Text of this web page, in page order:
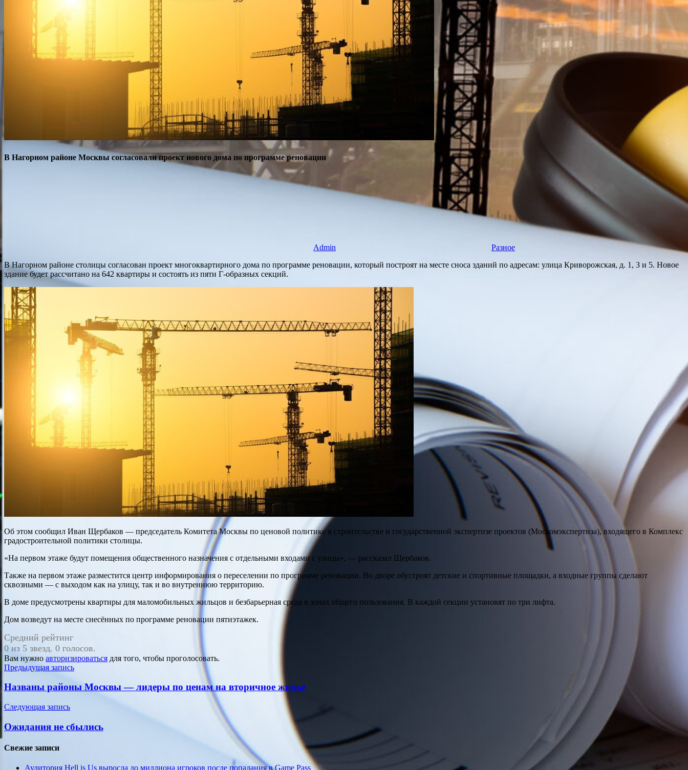
В Нагорном районе Москвы согласовали проект нового дома по программе реновации
Admin
Разное
В Нагорном районе столицы согласован проект многоквартирного дома по программе реновации, который построят на месте сноса зданий по адресам: улица Криворожская, д. 1, 3 и 5. Новое
здание будет рассчитано на 642 квартиры и состоять из пяти Г-образных секций.
Об этом сообщил Иван Щербаков — председатель Комитета Москвы по ценовой политике в строительстве и государственной экспертизе проектов (Москомэкспертиза), входящего в Комплекс
градостроительной политики столицы.
«На первом этаже будут помещения общественного назначения с отдельными входами с улицы», — рассказал Щербаков.
Также на первом этаже разместится центр информирования о переселении по программе реновации. Во дворе обустроят детские и спортивные площадки, а входные группы сделают
сквозными — с выходом как на улицу, так и во внутреннюю территорию.
В доме предусмотрены квартиры для маломобильных жильцов и безбарьерная среда в зонах общего пользования. В каждой секции установят по три лифта.
Дом возведут на месте снесённых по программе реновации пятиэтажек.
Средний рейтинг
0 из 5 звезд. 0 голосов.
Вам нужно авторизироваться для того, чтобы проголосовать.
Навигация
по
записям
Предыдущая запись
Названы районы Москвы — лидеры по ценам на вторичное жилье
Следующая запись
Ожидания не сбылись
Свежие записи
Аудитория Hell is Us выросла до миллиона игроков после попадания в Game Pass